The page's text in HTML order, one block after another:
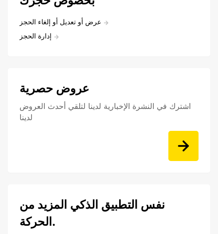
عرض أو تعديل أو إلغاء الحجز
إدارة الحجز
عروض حصرية
اشترك في النشرة الإخبارية لدينا لتلقي أحدث العروض
لدينا
نفس التطبيق الذكي المزيد من
الحركة.